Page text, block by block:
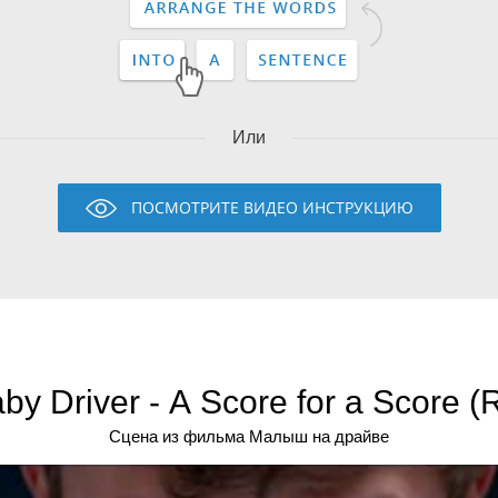
Или
ПОСМОТРИТЕ ВИДЕО ИНСТРУКЦИЮ
Driver - A Score for a Score
Сцена из фильма Малыш на драйве